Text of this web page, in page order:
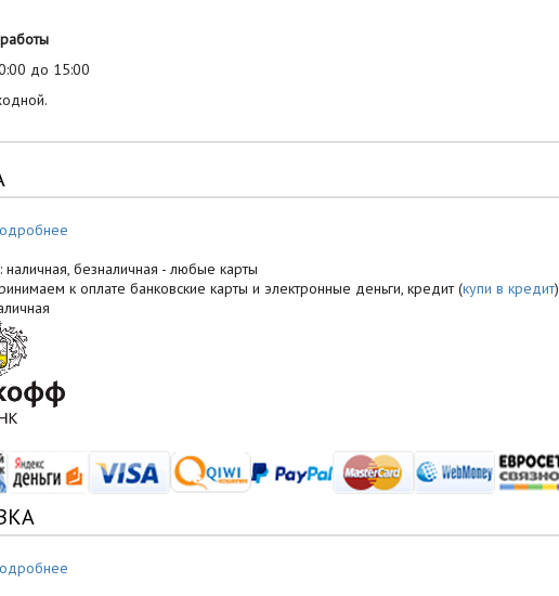
до 15:00
наличная, безналичная - любые карты
к оплате банковские карты и электронные деньги, кредит (купи в кредит)